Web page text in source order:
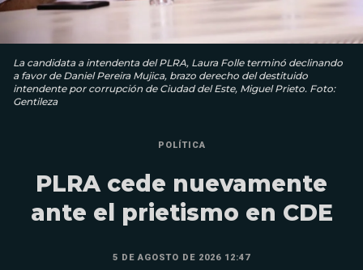
La candidata a intendenta del PLRA, Laura Folle terminó declinando
a favor de Daniel Pereira Mujica, brazo derecho del destituido
intendente por corrupción de Ciudad del Este, Miguel Prieto. Foto:
Gentileza
POLÍTICA
PLRA cede nuevamente
ante el prietismo en CDE
5 DE AGOSTO DE 2026 12:47